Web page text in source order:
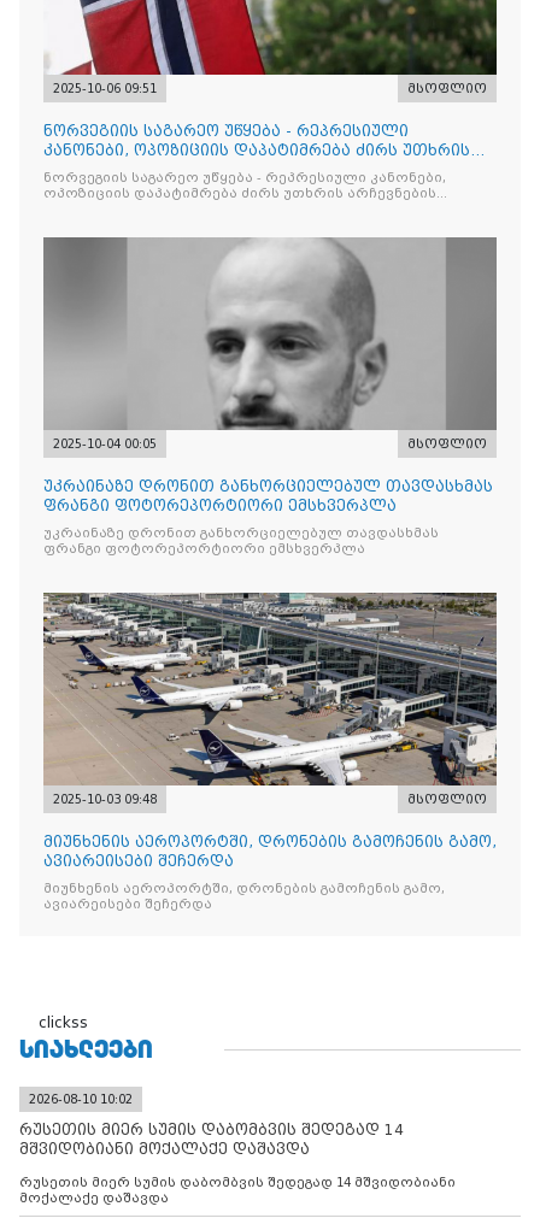
2025-10-06 09:51 მსოფლიო
ნორვეგიის საგარეო უწყება - რეპრესიული
კანონები, ოპოზიციის დაპატიმრება ძირს უთხრის
არჩევნების ნდობას
ნორვეგიის საგარეო უწყება - რეპრესიული კანონები,
ოპოზიციის დაპატიმრება ძირს უთხრის არჩევნების
2025-10-04 00:05 მსოფლიო
უკრაინაზე დრონით განხორციელებულ თავდასხმას
ფრანგი ფოტორეპორტიორი ემსხვერპლა
უკრაინაზე დრონით განხორციელებულ თავდასხმას
ფრანგი ფოტორეპორტიორი ემსხვერპლა
2025-10-03 09:48 მსოფლიო
მიუნხენის აეროპორტში, დრონების გამოჩენის გამო,
ავიარეისები შეჩერდა
მიუნხენის აეროპორტში, დრონების გამოჩენის გამო,
ავიარეისები შეჩერდა
clickss
ᲡᲘᲐᲮᲚᲔᲔᲑᲘ
2026-08-10 10:02
რუსეთის მიერ სუმის დაბომბვის შედეგად 14
მშვიდობიანი მოქალაქე დაშავდა
რუსეთის მიერ სუმის დაბომბვის შედეგად 14 მშვიდობიანი
მოქალაქე დაშავდა